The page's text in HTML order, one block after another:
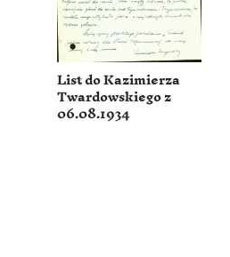
List do Kazimierza
Twardowskiego z
06.08.1934